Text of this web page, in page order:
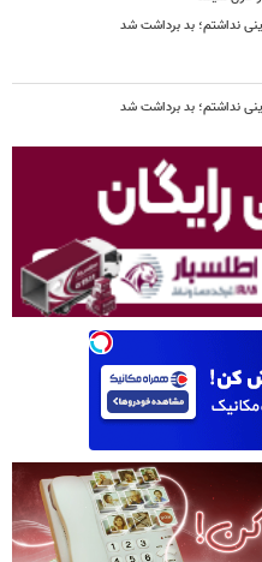
نداشتم؛ بد برداشت شد
نداشتم؛ بد برداشت شد